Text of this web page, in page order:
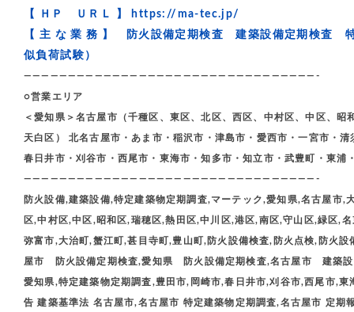
【 ＨＰ ＵＲＬ 】
https://ma-tec.jp/
【 主 な 業 務 】 防火設備定期検査 建築設備定期検査
似負荷試験）
—————————————————————————————————-
○営業エリア
＜愛知県＞名古屋市（千種区、東区、北区、西区、中村区、中区、
天白区） 北名古屋市・あま市・稲沢市・津島市・愛西市・一宮市・
春日井市・刈谷市・西尾市・東海市・知多市・知立市・武豊町・東浦
—————————————————————————————————-
防火設備,建築設備,特定建築物定期調査,マーテック,愛知県,名古屋市
区,中村区,中区,昭和区,瑞穂区,熱田区,中川区,港区,南区,守山区,緑区,
弥富市,大治町,蟹江町,甚目寺町,豊山町,防火設備検査,防火点検,防火
屋市 防火設備定期検査,愛知県 防火設備定期検査,名古屋市 建築
愛知県,特定建築物定期調査,豊田市,岡崎市,春日井市,刈谷市,西尾市,
告 建築基準法 名古屋市,名古屋市 特定建築物定期調査,名古屋市 定期